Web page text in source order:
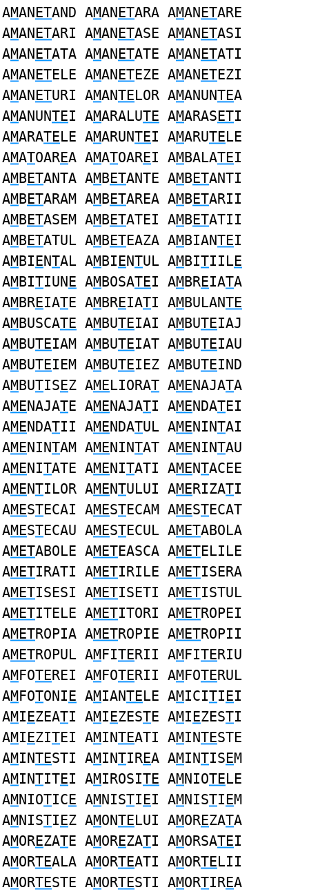
AMANETAND AMANETARA AMANETARE
AMANETARI AMANETASE AMANETASI
AMANETATA AMANETATE AMANETATI
AMANETELE AMANETEZE AMANETEZI
AMANETURI AMANTELOR AMANUNTEA
AMANUNTEI AMARALUTE AMARASETI
AMARATELE AMARUNTEI AMARUTELE
AMATOAREA AMATOAREI AMBALATEI
AMBETANTA AMBETANTE AMBETANTI
AMBETARAM AMBETAREA AMBETARII
AMBETASEM AMBETATEI AMBETATII
AMBETATUL AMBETEAZA AMBIANTEI
AMBIENTAL AMBIENTUL AMBITIILE
AMBITIUNE AMBOSATEI AMBREIATA
AMBREIATE AMBREIATI AMBULANTE
AMBUSCATE AMBUTEIAI AMBUTEIAJ
AMBUTEIAM AMBUTEIAT AMBUTEIAU
AMBUTEIEM AMBUTEIEZ AMBUTEIND
AMBUTISEZ AMELIORAT AMENAJATA
AMENAJATE AMENAJATI AMENDATEI
AMENDATII AMENDATUL AMENINTAI
AMENINTAM AMENINTAT AMENINTAU
AMENITATE AMENITATI AMENTACEE
AMENTILOR AMENTULUI AMERIZATI
AMESTECAI AMESTECAM AMESTECAT
AMESTECAU AMESTECUL AMETABOLA
AMETABOLE AMETEASCA AMETELILE
AMETIRATI AMETIRILE AMETISERA
AMETISESI AMETISETI AMETISTUL
AMETITELE AMETITORI AMETROPEI
AMETROPIA AMETROPIE AMETROPII
AMETROPUL AMFITERII AMFITERIU
AMFOTEREI AMFOTERII AMFOTERUL
AMFOTONIE AMIANTELE AMICITIEI
AMIEZEATI AMIEZESTE AMIEZESTI
AMIEZITEI AMINTEATI AMINTESTE
AMINTESTI AMINTIREA AMINTISEM
AMINTITEI AMIROSITE AMNIOTELE
AMNIOTICE AMNISTIEI AMNISTIEM
AMNISTIEZ AMONTELUI AMOREZATA
AMOREZATE AMOREZATI AMORSATEI
AMORTEALA AMORTEATI AMORTELII
AMORTESTE AMORTESTI AMORTIREA